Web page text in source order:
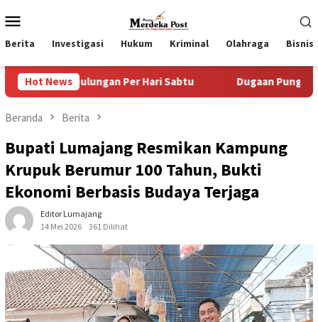
ke
kontenMobile
Berita Investigasi Hukum Kriminal Olahraga Bisnis
Hot News
Per Hari Sabtu Dugaan Pungli SKAB di BPRD
Beranda Berita
Bupati Lumajang Resmikan Kampung
Krupuk Berumur 100 Tahun, Bukti
Ekonomi Berbasis Budaya Terjaga
Editor Lumajang
14 Mei 2026
361 Dilihat